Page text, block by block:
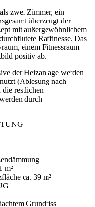
zwei Zimmer, ein
überzeugt der
mit außergewöhnlichem
Raffinesse. Das
einem Fitnessraum
positiv ab.
der Heizanlage werden
(Ablesung nach
restlichen
durch
m²
ca. 39 m²
Grundriss